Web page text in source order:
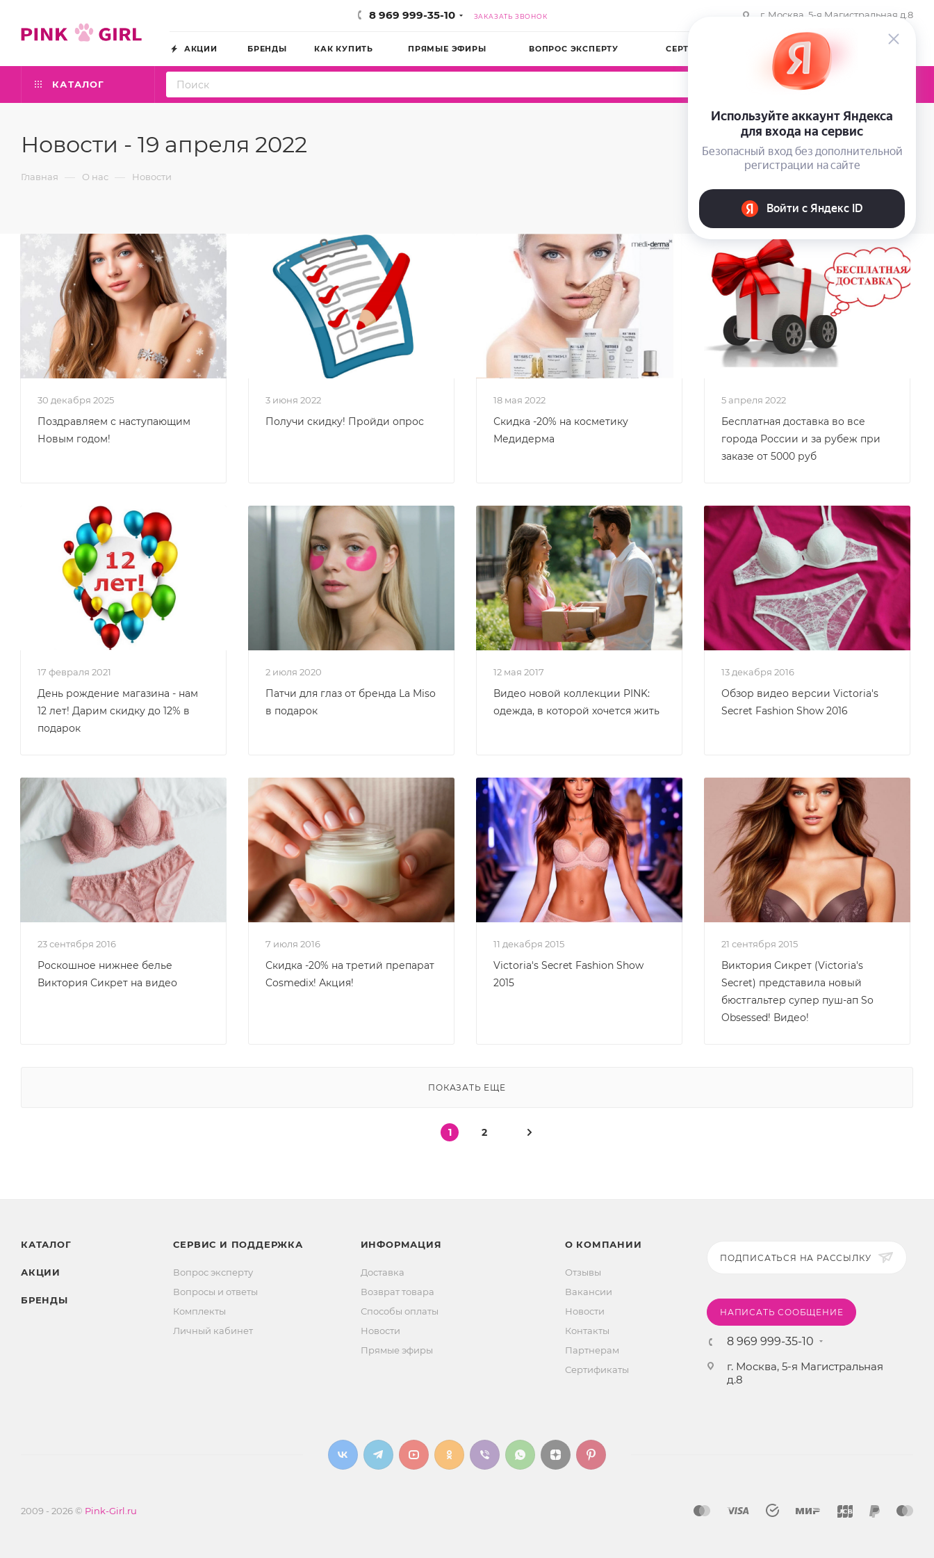
8 969 999-35-10 ЗАКАЗАТЬ ЗВОНОК г. Москва, 5-я Магистральная д.8
АКЦИИ БРЕНДЫ КАК КУПИТЬ ПРЯМЫЕ ЭФИРЫ ВОПРОС ЭКСПЕРТУ СЕРТИФИКАТЫ КОМПАНИЯ
КАТАЛОГ 0
Новости - 19 апреля 2022
Главная — О нас — Новости
30 декабря 2025
Поздравляем с наступающим
Новым годом!
3 июня 2022
Получи скидку! Пройди опрос
18 мая 2022
Скидка -20% на косметику
Медидерма
5 апреля 2022
Бесплатная доставка во все
города России и за рубеж при
заказе от 5000 руб
17 февраля 2021
День рождение магазина - нам
12 лет! Дарим скидку до 12% в
подарок
2 июля 2020
Патчи для глаз от бренда La Miso
в подарок
12 мая 2017
Видео новой коллекции PINK:
одежда, в которой хочется жить
13 декабря 2016
Обзор видео версии Victoria's
Secret Fashion Show 2016
23 сентября 2016
Роскошное нижнее белье
Виктория Сикрет на видео
7 июля 2016
Скидка -20% на третий препарат
Cosmedix! Акция!
11 декабря 2015
Victoria's Secret Fashion Show
2015
21 сентября 2015
Виктория Сикрет (Victoria's
Secret) представила новый
бюстгальтер супер пуш-ап So
Obsessed! Видео!
ПОКАЗАТЬ ЕЩЕ
1 2
КАТАЛОГ
АКЦИИ
БРЕНДЫ
СЕРВИС И ПОДДЕРЖКА
Вопрос эксперту
Вопросы и ответы
Комплекты
Личный кабинет
ИНФОРМАЦИЯ
Доставка
Возврат товара
Способы оплаты
Новости
Прямые эфиры
О КОМПАНИИ
Отзывы
Вакансии
Новости
Контакты
Партнерам
Сертификаты
ПОДПИСАТЬСЯ НА РАССЫЛКУ
НАПИСАТЬ СООБЩЕНИЕ
8 969 999-35-10
г. Москва, 5-я Магистральная
д.8
2009 - 2026 © Pink-Girl.ru